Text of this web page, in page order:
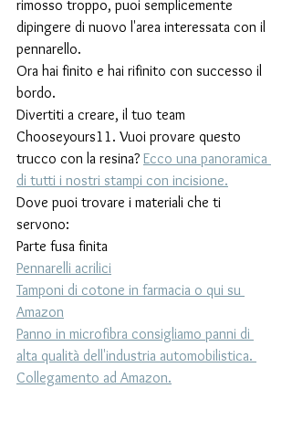
rimosso troppo, puoi semplicemente
dipingere di nuovo l'area interessata con il
pennarello.
Ora hai finito e hai rifinito con successo il
bordo.
Divertiti a creare, il tuo team
Chooseyours11. Vuoi provare questo
trucco con la resina? Ecco una panoramica
di tutti i nostri stampi con incisione.
Dove puoi trovare i materiali che ti
servono:
Parte fusa finita
Pennarelli acrilici
Tamponi di cotone in farmacia o qui su
Amazon
Panno in microfibra consigliamo panni di
alta qualità dell'industria automobilistica.
Collegamento ad Amazon.